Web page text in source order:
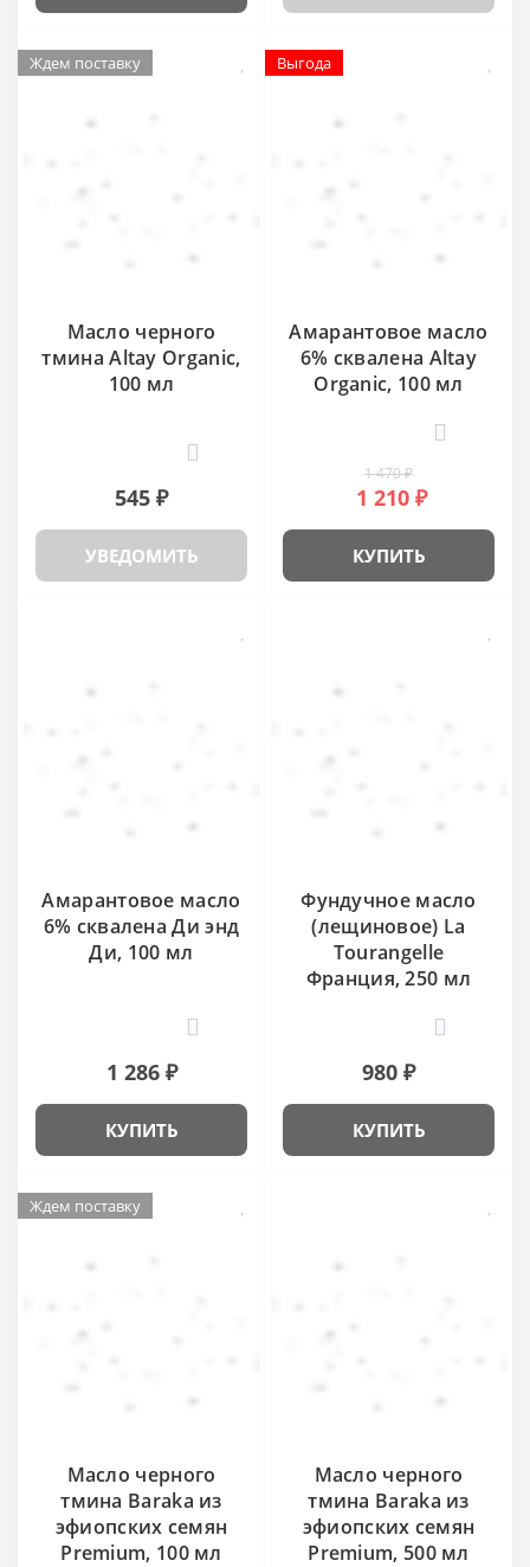
Ждем поставку
Масло черного
тмина Altay Organic,
100 мл
545 ₽
УВЕДОМИТЬ
Выгода
Амарантовое масло
6% сквалена Altay
Organic, 100 мл
1 470 ₽
1 210 ₽
КУПИТЬ
Амарантовое масло
6% сквалена Ди энд
Ди, 100 мл
1 286 ₽
КУПИТЬ
Фундучное масло
(лещиновое) La
Tourangelle
Франция, 250 мл
980 ₽
КУПИТЬ
Ждем поставку
Масло черного
тмина Baraka из
эфиопских семян
Premium, 100 мл
Масло черного
тмина Baraka из
эфиопских семян
Premium, 500 мл